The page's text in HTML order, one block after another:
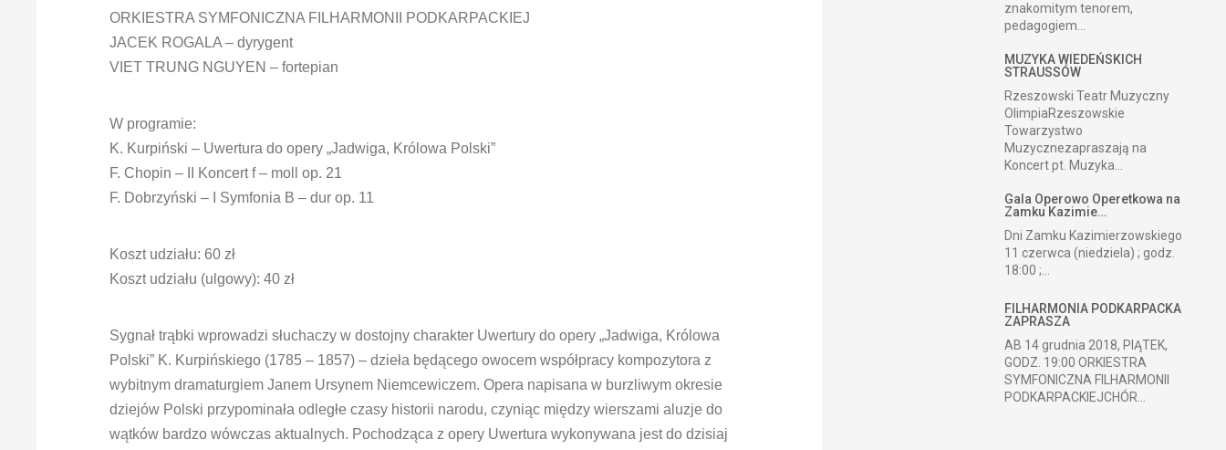
ORKIESTRA SYMFONICZNA FILHARMONII PODKARPACKIEJ
JACEK ROGALA – dyrygent
VIET TRUNG NGUYEN – fortepian
W programie:
K. Kurpiński – Uwertura do opery „Jadwiga, Królowa Polski”
F. Chopin – II Koncert f – moll op. 21
F. Dobrzyński – I Symfonia B – dur op. 11
Koszt udziału: 60 zł
Koszt udziału (ulgowy): 40 zł
Sygnał trąbki wprowadzi słuchaczy w dostojny charakter Uwertury do opery „Jadwiga, Królowa
Polski” K. Kurpińskiego (1785 – 1857) – dzieła będącego owocem współpracy kompozytora z
wybitnym dramaturgiem Janem Ursynem Niemcewiczem. Opera napisana w burzliwym okresie
dziejów Polski przypominała odległe czasy historii narodu, czyniąc między wierszami aluzje do
wątków bardzo wówczas aktualnych. Pochodząca z opery Uwertura wykonywana jest do dzisiaj
znakomitym tenorem,
pedagogiem...
MUZYKA WIEDEŃSKICH
STRAUSSÓW
Rzeszowski Teatr Muzyczny
OlimpiaRzeszowskie
Towarzystwo
Muzycznezapraszają na
Koncert pt. Muzyka...
Gala Operowo Operetkowa na
Zamku Kazimie…
Dni Zamku Kazimierzowskiego
11 czerwca (niedziela) ; godz.
18:00 ;...
FILHARMONIA PODKARPACKA
ZAPRASZA
AB 14 grudnia 2018, PIĄTEK,
GODZ. 19:00 ORKIESTRA
SYMFONICZNA FILHARMONII
PODKARPACKIEJCHÓR...